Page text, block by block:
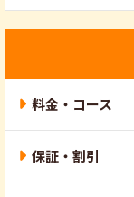
料金・コース
保証・割引